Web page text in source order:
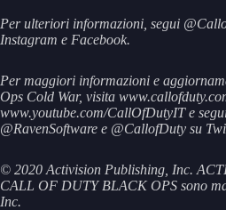
Per ulteriori informazioni, segui
Instagram e Facebook.
Per maggiori informazioni e
Ops Cold War, visita
www.youtube.com/CallOfDutyIT e
@RavenSoftware e @CallofDuty su
© 2020 Activision Publishing, Inc.
CALL OF DUTY BLACK OPS sono
Inc.